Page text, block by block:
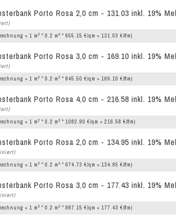
Porto Rosa 2,0 cm - 131.03 inkl. 19%
= 1 m 2 * 0.2 m 2 * 655.15 €/qm = 131.03 €/lfm)
Porto Rosa 3,0 cm - 169.10 inkl. 19%
= 1 m 2 * 0.2 m 2 * 845.50 €/qm = 169.10 €/lfm)
Porto Rosa 4,0 cm - 216.58 inkl. 19%
= 1 m 2 * 0.2 m 2 * 1082.90 €/qm = 216.58 €/lfm)
Porto Rosa 2,0 cm - 134.95 inkl. 19%
= 1 m 2 * 0.2 m 2 * 674.73 €/qm = 134.95 €/lfm)
Porto Rosa 3,0 cm - 177.43 inkl. 19%
= 1 m 2 * 0.2 m 2 * 887.15 €/qm = 177.43 €/lfm)